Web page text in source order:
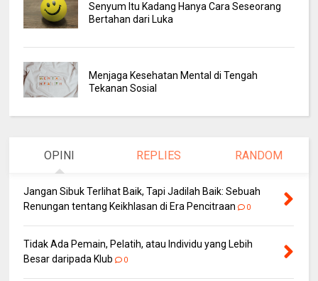
Senyum Itu Kadang Hanya Cara Seseorang
Bertahan dari Luka
Menjaga Kesehatan Mental di Tengah
Tekanan Sosial
OPINI REPLIES RANDOM
Jangan Sibuk Terlihat Baik, Tapi Jadilah Baik: Sebuah
Renungan tentang Keikhlasan di Era Pencitraan
0
Tidak Ada Pemain, Pelatih, atau Individu yang Lebih
Besar daripada Klub
0